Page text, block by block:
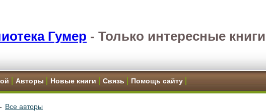
Гумер - Только интересные книги
Авторы Новые книги Связь Помощь сайту
Все авторы